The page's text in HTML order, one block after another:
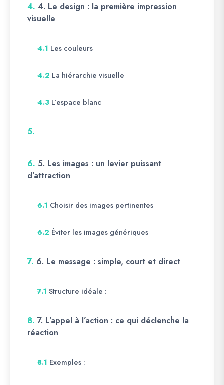
4. 4. Le design : la première impression
visuelle
4.1 Les couleurs
4.2 La hiérarchie visuelle
4.3 L’espace blanc
5.
6. 5. Les images : un levier puissant
d’attraction
6.1 Choisir des images pertinentes
6.2 Éviter les images génériques
7. 6. Le message : simple, court et direct
7.1 Structure idéale :
8. 7. L’appel à l’action : ce qui déclenche la
réaction
8.1 Exemples :